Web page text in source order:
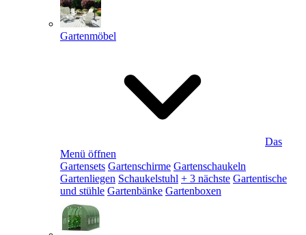
Gartenmöbel
Das
Menü öffnen
Gartensets Gartenschirme Gartenschaukeln
Gartenliegen Schaukelstuhl + 3 nächste Gartentische
und stühle Gartenbänke Gartenboxen